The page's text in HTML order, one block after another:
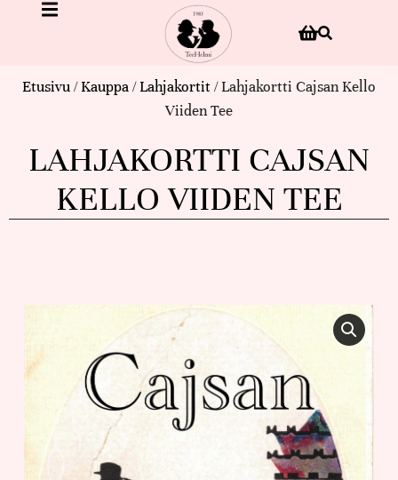
Etusivu/Kauppa/Lahjakortit / Lahjakortti Cajsan Kello
Viiden Tee
LAHJAKORTTI CAJSAN
KELLO VIIDEN TEE